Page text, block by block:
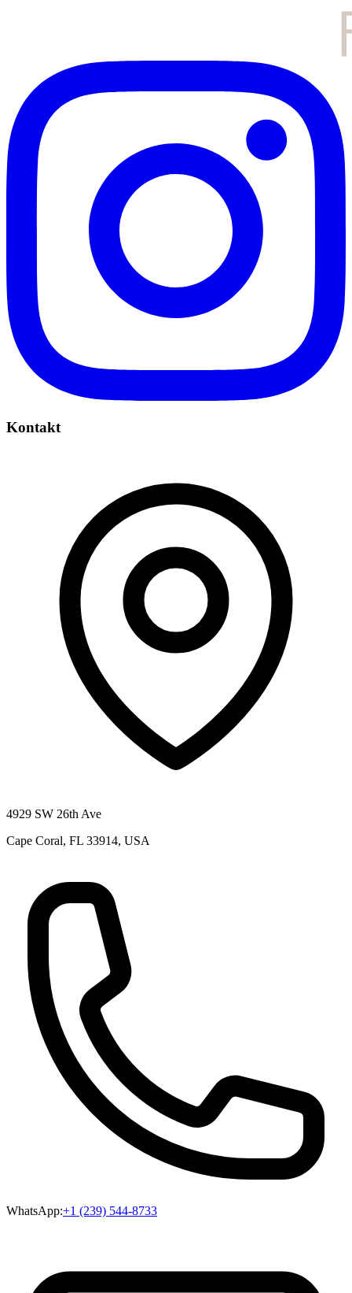
Kontakt
4929 SW 26th Ave
Cape Coral, FL 33914, USA
WhatsApp:+1 (239) 544-8733